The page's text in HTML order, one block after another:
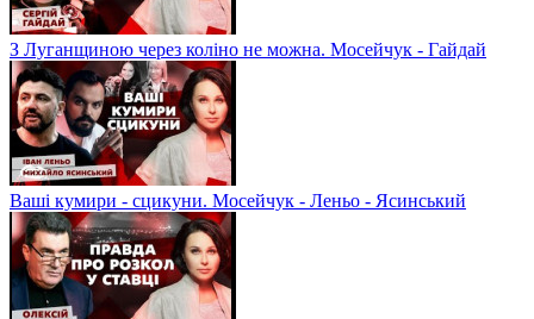
З Луганщиною через коліно не можна. Мосейчук - Гайдай
Ваші кумири - сцикуни. Мосейчук - Леньо - Ясинський